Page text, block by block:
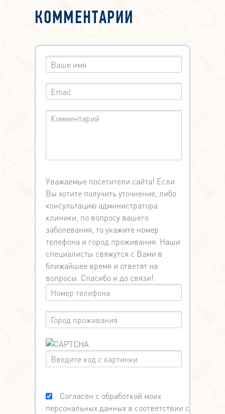
КОММЕНТАРИИ
Уважаемые посетители сайта! Если
Вы хотите получить уточнение, либо
консультацию администратора
клиники, по вопросу вашего
заболевания, то укажите номер
телефона и город проживания. Наши
специалисты свяжутся с Вами в
ближайшее время и ответят на
вопросы. Спасибо и до связи!
Согласен с обработкой моих
персональных данных в соответствии с